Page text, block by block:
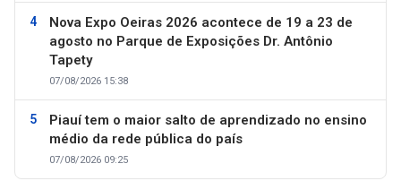
Nova Expo Oeiras 2026 acontece de 19 a 23 de
agosto no Parque de Exposições Dr. Antônio
Tapety
07/08/2026 15:38
Piauí tem o maior salto de aprendizado no ensino
médio da rede pública do país
07/08/2026 09:25